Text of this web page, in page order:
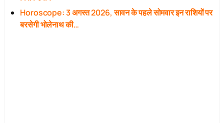
Horoscope: 3 अगस्त 2026, सावन के पहले सोमवार इन राशियों पर
बरसेगी भोलेनाथ की…